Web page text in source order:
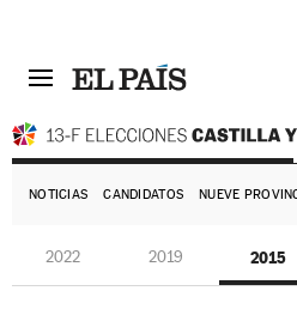
NOTICIAS CANDIDATOS NUEVE
2022 2019 2015